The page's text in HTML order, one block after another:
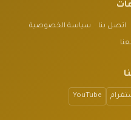
اتصل بنا سياسة الخصوصية
YouTube